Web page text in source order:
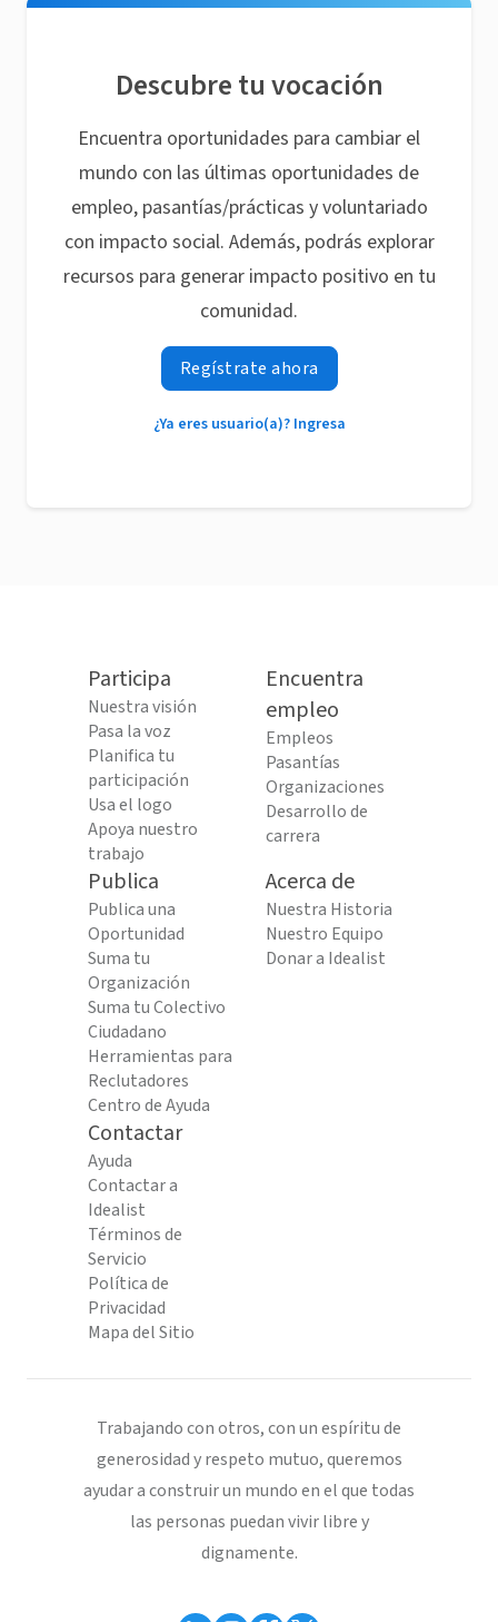
Descubre tu vocación
Encuentra oportunidades para cambiar el
mundo con las últimas oportunidades de
empleo, pasantías/prácticas y voluntariado
con impacto social. Además, podrás explorar
recursos para generar impacto positivo en tu
comunidad.
Regístrate ahora
¿Ya eres usuario(a)? Ingresa
Participa
Nuestra visión
Pasa la voz
Planifica tu
participación
Usa el logo
Apoya nuestro
trabajo
Encuentra
empleo
Empleos
Pasantías
Organizaciones
Desarrollo de
carrera
Publica
Publica una
Oportunidad
Suma tu
Organización
Suma tu Colectivo
Ciudadano
Herramientas para
Reclutadores
Centro de Ayuda
Acerca de
Nuestra Historia
Nuestro Equipo
Donar a Idealist
Contactar
Ayuda
Contactar a
Idealist
Términos de
Servicio
Política de
Privacidad
Mapa del Sitio
Trabajando con otros, con un espíritu de
generosidad y respeto mutuo, queremos
ayudar a construir un mundo en el que todas
las personas puedan vivir libre y
dignamente.